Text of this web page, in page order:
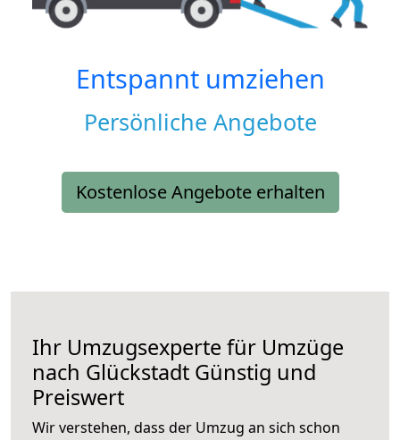
Entspannt umziehen
Persönliche Angebote
Kostenlose Angebote erhalten
Ihr Umzugsexperte für Umzüge
nach Glückstadt Günstig und
Preiswert
Wir verstehen, dass der Umzug an sich schon